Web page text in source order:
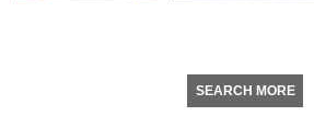
SEARCH MORE